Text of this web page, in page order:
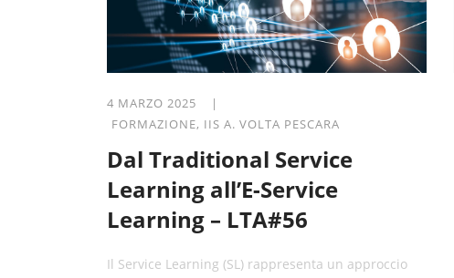
4 MARZO 2025 |
FORMAZIONE, IIS A. VOLTA PESCARA
Dal Traditional Service
Learning all’E-Service
Learning – LTA#56
Il Service Learning (SL) rappresenta un approccio